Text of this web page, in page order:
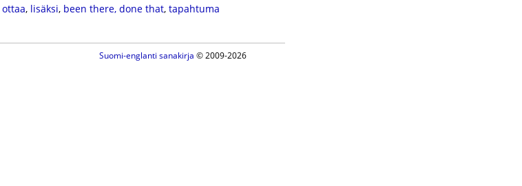
ottaa, lisäksi, been there, done that, tapahtuma
Suomi-englanti sanakirja © 2009-2026